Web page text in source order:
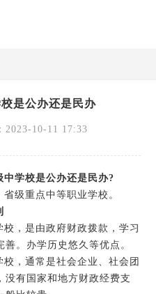
是公办还是民办
2023-10-11 17:33
中学校是公办还是民办?
省级重点中等职业学校。
校，是由政府财政拨款，学习
。办学历史悠久等优点。
校，通常是社会企业、社会团
没有国家和地方财政经费支